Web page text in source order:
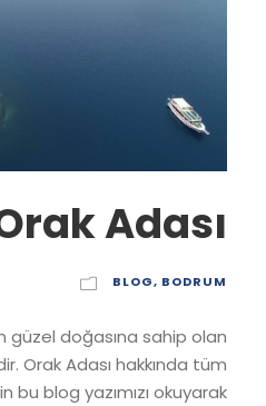
Adası
BLOG, BODRUM
güzel doğasına sahip olan
Orak Adası hakkında tüm
bu blog yazımızı okuyarak